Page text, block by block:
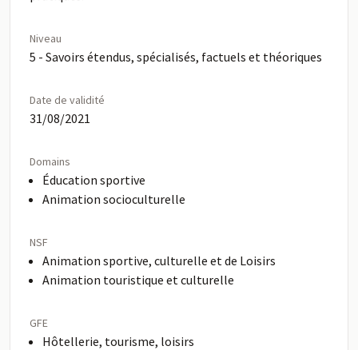
Niveau
5 - Savoirs étendus, spécialisés, factuels et théoriques
Date de validité
31/08/2021
Domains
Éducation sportive
Animation socioculturelle
NSF
Animation sportive, culturelle et de Loisirs
Animation touristique et culturelle
GFE
Hôtellerie, tourisme, loisirs